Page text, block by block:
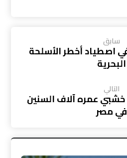
سابق
اصطياد أخطر الأسلحة
البحرية
التالي
خشبي عمره آلاف السنين
في مصر